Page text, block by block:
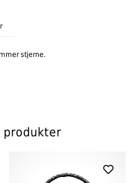
stjerne.
produkter